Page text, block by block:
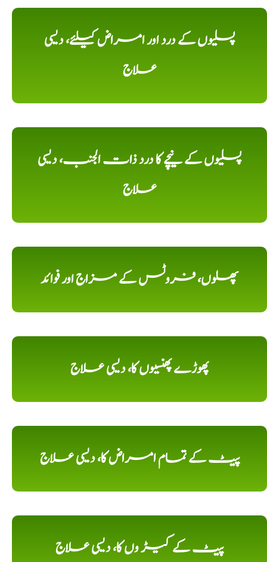
پسلیوں کے درد اور امراض کیلئے، دیسی
علاج
پسلیوں کے نیچے کا درد ذات الجنب، دیسی
علاج
پھلوں، فروٹس کے مزاج اور فوائد
پھوڑے پھنسیوں کا، دیسی علاج
پیٹ کے تمام امراض کا، دیسی علاج
پیٹ کے کیڑ وں کا، دیسی علاج